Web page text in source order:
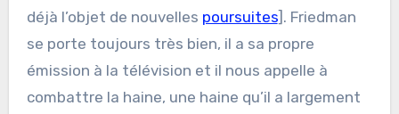
déjà l’objet de nouvelles poursuites]. Friedman
se porte toujours très bien, il a sa propre
émission à la télévision et il nous appelle à
combattre la haine, une haine qu’il a largement